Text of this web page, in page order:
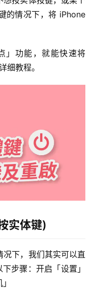
的情况下，将 iPhone
」功能，就能快速将
细教程。
实体键)
下，我们其实可以直
步骤：开启「设置」